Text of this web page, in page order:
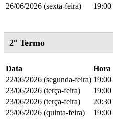
26/06/2026 (sexta-feira)
19:00
2° Termo
Data Hora
22/06/2026 (segunda-feira) 19:00
23/06/2026 (terça-feira)
19:00
23/06/2026 (terça-feira)
20:30
25/06/2026 (quinta-feira)
19:00